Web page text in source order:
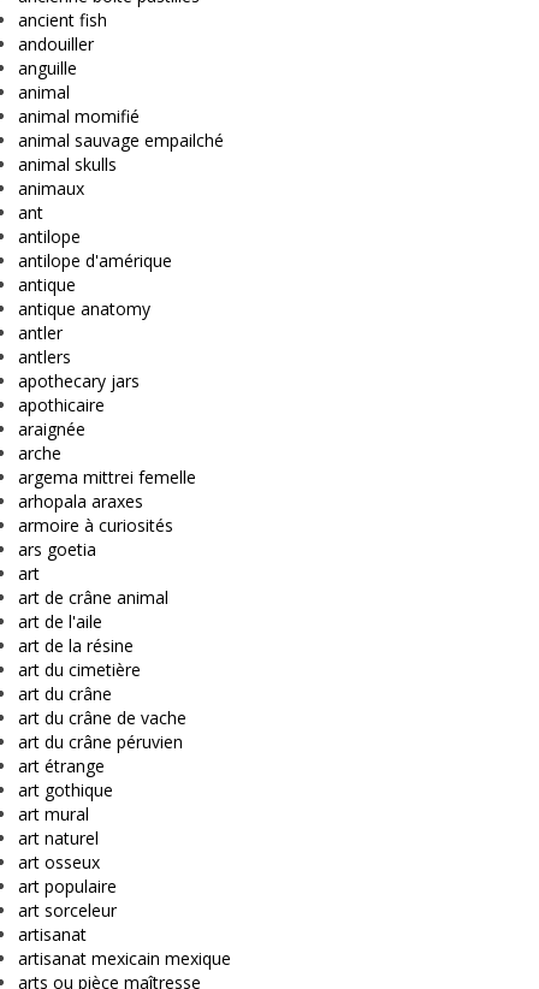
ancient fish
andouiller
anguille
animal
animal momifié
animal sauvage empailché
animal skulls
animaux
ant
antilope
antilope d'amérique
antique
antique anatomy
antler
antlers
apothecary jars
apothicaire
araignée
arche
argema mittrei femelle
arhopala araxes
armoire à curiosités
ars goetia
art
art de crâne animal
art de l'aile
art de la résine
art du cimetière
art du crâne
art du crâne de vache
art du crâne péruvien
art étrange
art gothique
art mural
art naturel
art osseux
art populaire
art sorceleur
artisanat
artisanat mexicain mexique
arts ou pièce maîtresse